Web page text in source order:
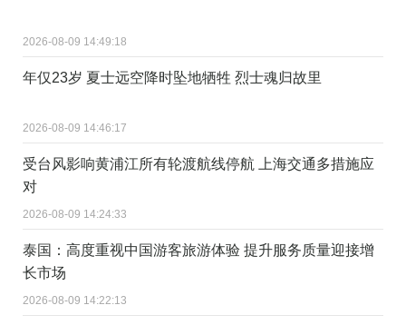
2026-08-09 14:49:18
年仅23岁 夏士远空降时坠地牺牲 烈士魂归故里
2026-08-09 14:46:17
受台风影响黄浦江所有轮渡航线停航 上海交通多措施应
对
2026-08-09 14:24:33
泰国：高度重视中国游客旅游体验 提升服务质量迎接增
长市场
2026-08-09 14:22:13